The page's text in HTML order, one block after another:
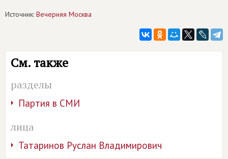
Источник: Вечерняя Москва
См. также
разделы
Партия в СМИ
лица
Татаринов Руслан Владимирович